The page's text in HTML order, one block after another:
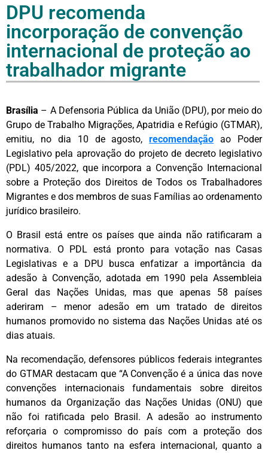
DPU recomenda
incorporação de convenção
internacional de proteção ao
trabalhador migrante
Brasília – A Defensoria Pública da União (DPU), por meio do
Grupo de Trabalho Migrações, Apatridia e Refúgio (GTMAR),
emitiu, no dia 10 de agosto,recomendação ao Poder
Legislativo pela aprovação do projeto de decreto legislativo
(PDL) 405/2022, que incorpora a Convenção Internacional
sobre a Proteção dos Direitos de Todos os Trabalhadores
Migrantes e dos membros de suas Famílias ao ordenamento
jurídico brasileiro.
O Brasil está entre os países que ainda não ratificaram a
normativa. O PDL está pronto para votação nas Casas
Legislativas e a DPU busca enfatizar a importância da
adesão à Convenção, adotada em 1990 pela Assembleia
Geral das Nações Unidas, mas que apenas 58 países
aderiram – menor adesão em um tratado de direitos
humanos promovido no sistema das Nações Unidas até os
dias atuais.
Na recomendação, defensores públicos federais integrantes
do GTMAR destacam que “A Convenção é a única das nove
convenções internacionais fundamentais sobre direitos
humanos da Organização das Nações Unidas (ONU) que
não foi ratificada pelo Brasil. A adesão ao instrumento
reforçaria o compromisso do país com a proteção dos
direitos humanos tanto na esfera internacional, quanto a